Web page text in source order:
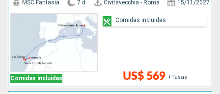
Comidas incluidas
MSC Fantasia 7 d Civitavecchia - Roma 15/11/2027
US$ 569 +Tasas
Comidas incluidas